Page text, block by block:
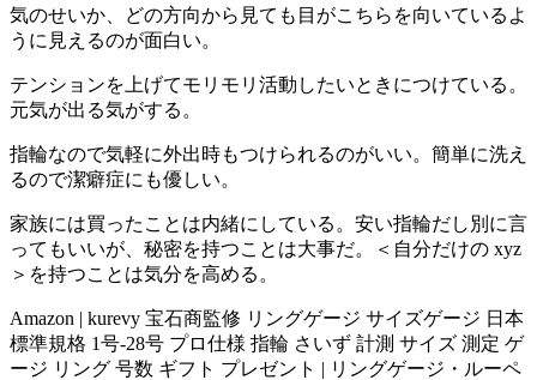
気のせいか、どの方向から見ても目がこちらを向いているよ
うに見えるのが面白い。
テンションを上げてモリモリ活動したいときにつけている。
元気が出る気がする。
指輪なので気軽に外出時もつけられるのがいい。簡単に洗え
るので潔癖症にも優しい。
家族には買ったことは内緒にしている。安い指輪だし別に言
ってもいいが、秘密を持つことは大事だ。＜自分だけの xyz
＞を持つことは気分を高める。
Amazon | kurevy 宝石商監修 リングゲージ サイズゲージ 日本
標準規格 1号-28号 プロ仕様 指輪 さいず 計測 サイズ 測定 ゲ
ージ リング 号数 ギフト プレゼント | リングゲージ・ルーペ